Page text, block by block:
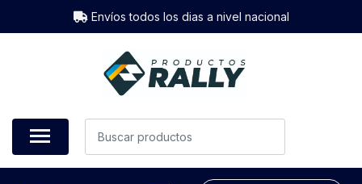
Envíos todos los dias a nivel nacional